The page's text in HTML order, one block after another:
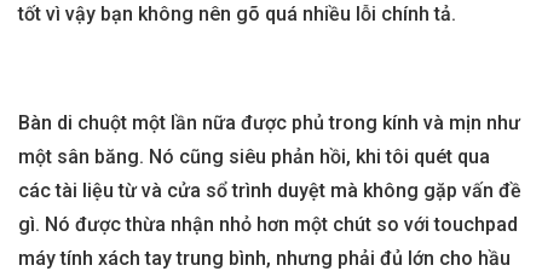
tốt vì vậy bạn không nên gõ quá nhiều lỗi chính tả.
Bàn di chuột một lần nữa được phủ trong kính và mịn như
một sân băng. Nó cũng siêu phản hồi, khi tôi quét qua
các tài liệu từ và cửa sổ trình duyệt mà không gặp vấn đề
gì. Nó được thừa nhận nhỏ hơn một chút so với touchpad
máy tính xách tay trung bình, nhưng phải đủ lớn cho hầu